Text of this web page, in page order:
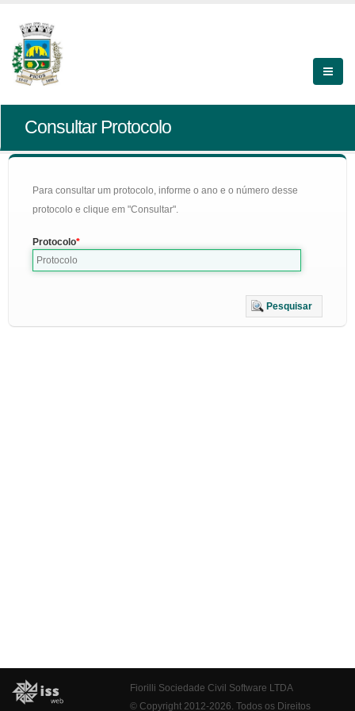
Consultar Protocolo
Para consultar um protocolo, informe o ano e o número desse
protocolo e clique em "Consultar".
Protocolo
Pesquisar
Fiorilli Sociedade Civil Software LTDA
© Copyright 2012-2026. Todos os Direitos